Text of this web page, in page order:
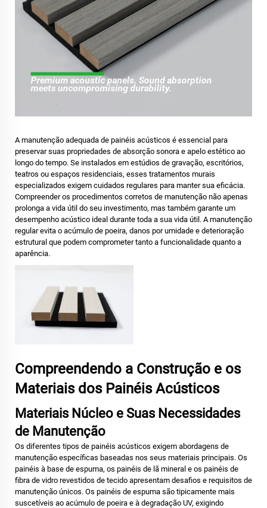
A manutenção adequada de painéis acústicos é essencial para
preservar suas propriedades de absorção sonora e apelo estético ao
longo do tempo. Se instalados em estúdios de gravação, escritórios,
teatros ou espaços residenciais, esses tratamentos murais
especializados exigem cuidados regulares para manter sua eficácia.
Compreender os procedimentos corretos de manutenção não apenas
prolonga a vida útil do seu investimento, mas também garante um
desempenho acústico ideal durante toda a sua vida útil. A manutenção
regular evita o acúmulo de poeira, danos por umidade e deterioração
estrutural que podem comprometer tanto a funcionalidade quanto a
aparência.
Compreendendo a Construção e os
Materiais dos Painéis Acústicos
Materiais Núcleo e Suas Necessidades
de Manutenção
Os diferentes tipos de painéis acústicos exigem abordagens de
manutenção específicas baseadas nos seus materiais principais. Os
painéis à base de espuma, os painéis de lã mineral e os painéis de
fibra de vidro revestidos de tecido apresentam desafios e requisitos de
manutenção únicos. Os painéis de espuma são tipicamente mais
suscetíveis ao acúmulo de poeira e à degradação UV, exigindo